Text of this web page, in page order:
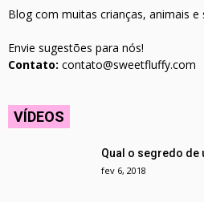
Blog com muitas crianças, animais
Envie sugestões para nós!
Contato: contato@sweetfluffy.com
VÍDEOS
Qual o segredo
fev 6, 2018